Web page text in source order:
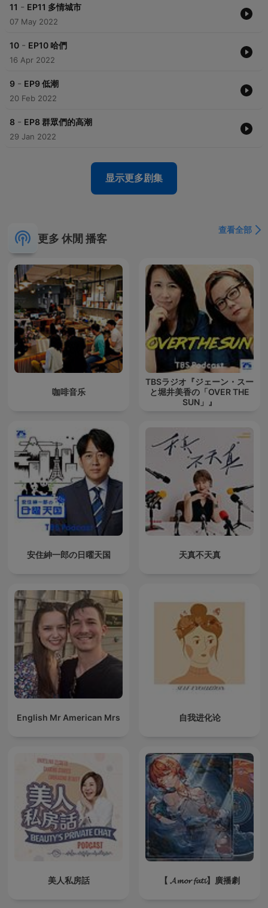
11 - EP11 多情城市
07 May 2022
10 - EP10 哈們
16 Apr 2022
9 - EP9 低潮
20 Feb 2022
8 - EP8 群眾們的高潮
29 Jan 2022
显示更多剧集
更多 休閒 播客
查看全部
咖啡音乐
TBSラジオ『ジェーン・スー
と堀井美香の「OVER THE
SUN」』
安住紳一郎の日曜天国 天真不天真
English Mr American Mrs 自我进化论
美人私房話 【 𝓐𝓶𝓸𝓻 𝓯𝓪𝓽𝓲】廣播劇